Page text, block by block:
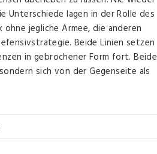
Unterschiede lagen in der Rolle des
jegliche Armee, die anderen
Beide Linien setzen
in gebrochener Form fort. Beide
sich von der Gegenseite als